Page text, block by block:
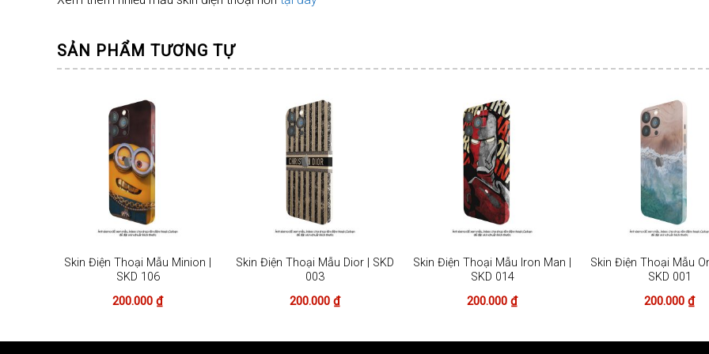
SẢN PHẨM TƯƠNG TỰ
Skin Điện Thoại Mẫu Minion |
SKD 106
200.000 ₫
Skin Điện Thoại Mẫu Dior | SKD
003
200.000 ₫
Skin Điện Thoại Mẫu Iron Man |
SKD 014
200.000 ₫
Skin Điện Thoại Mẫu
SKD 001
200.000 ₫